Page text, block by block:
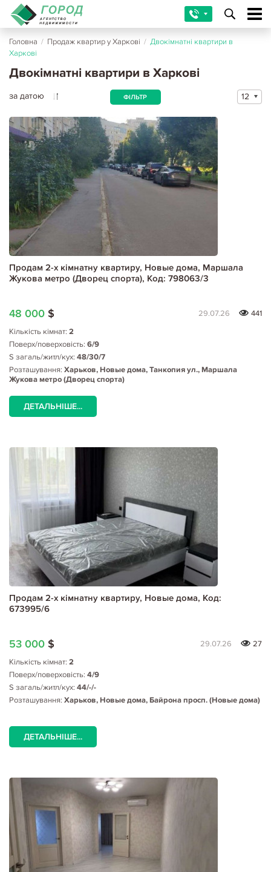
Головна / Продаж квартир у Харкові / Двокімнатні квартири в
Харкові
Двокімнатні квартири в Харкові
за датою ФІЛЬТР 12
Продам 2-х кімнатну квартиру, Новые дома, Маршала
Жукова метро (Дворец спорта), Код: 798063/3
48 000 $ 29.07.26
441
Кількість кімнат: 2
Поверх/поверховість: 6/9
S загаль/житл/кух: 48/30/7
Розташування: Харьков, Новые дома, Танкопия ул., Маршала
Жукова метро (Дворец спорта)
ДЕТАЛЬНІШЕ...
Продам 2-х кімнатну квартиру, Новые дома, Код:
673995/6
53 000 $ 29.07.26
27
Кількість кімнат: 2
Поверх/поверховість: 4/9
S загаль/житл/кух: 44/-/-
Розташування: Харьков, Новые дома, Байрона просп. (Новые дома)
ДЕТАЛЬНІШЕ...